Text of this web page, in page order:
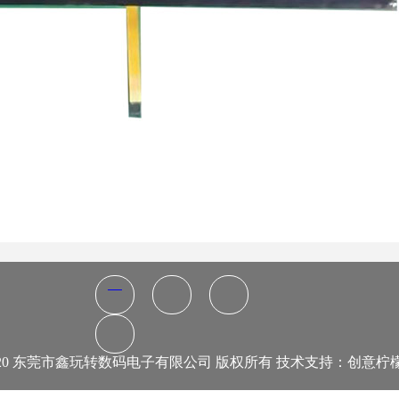
东莞市鑫玩转数码电子有限公司 版权所有 技术支持： 创意柠